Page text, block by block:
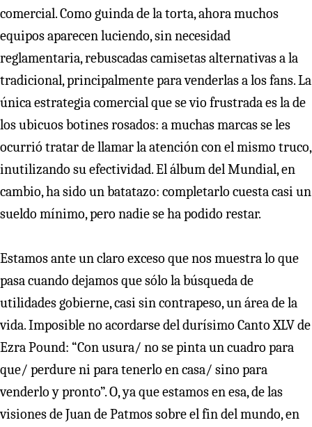
comercial. Como guinda de la torta, ahora muchos
equipos aparecen luciendo, sin necesidad
reglamentaria, rebuscadas camisetas alternativas a la
tradicional, principalmente para venderlas a los fans. La
única estrategia comercial que se vio frustrada es la de
los ubicuos botines rosados: a muchas marcas se les
ocurrió tratar de llamar la atención con el mismo truco,
inutilizando su efectividad. El álbum del Mundial, en
cambio, ha sido un batatazo: completarlo cuesta casi un
sueldo mínimo, pero nadie se ha podido restar.
Estamos ante un claro exceso que nos muestra lo que
pasa cuando dejamos que sólo la búsqueda de
utilidades gobierne, casi sin contrapeso, un área de la
vida. Imposible no acordarse del durísimo Canto XLV de
Ezra Pound: “Con usura/ no se pinta un cuadro para
que/ perdure ni para tenerlo en casa/ sino para
venderlo y pronto”. O, ya que estamos en esa, de las
visiones de Juan de Patmos sobre el fin del mundo, en